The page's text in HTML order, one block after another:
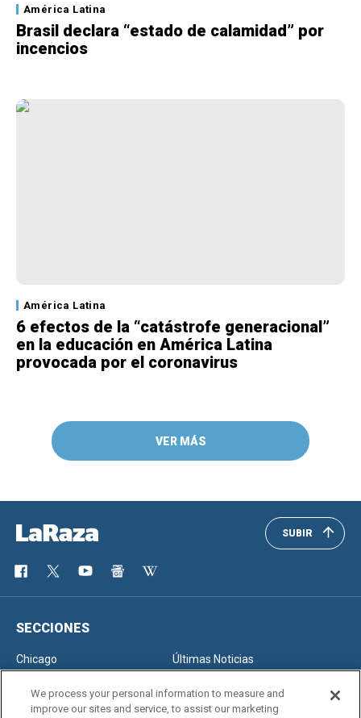
América Latina
Brasil declara “estado de calamidad” por
incencios
América Latina
6 efectos de la “catástrofe generacional”
en la educación en América Latina
provocada por el coronavirus
VER MÁS
SUBIR
SECCIONES
Chicago
Últimas Noticias
We process your personal information to measure and
improve our sites and service, to assist our marketing